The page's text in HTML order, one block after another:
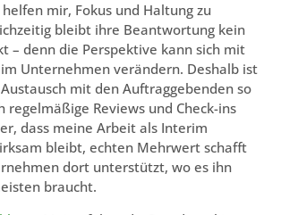
mir, Fokus und Haltung zu
bleibt ihre Beantwortung kein
– denn die Perspektive kann sich mit
Unternehmen verändern. Deshalb ist
mit den Auftraggebenden so
regelmäßige Reviews und Check-ins
dass meine Arbeit als Interim
bleibt, echten Mehrwert schafft
dort unterstützt, wo es ihn
braucht.